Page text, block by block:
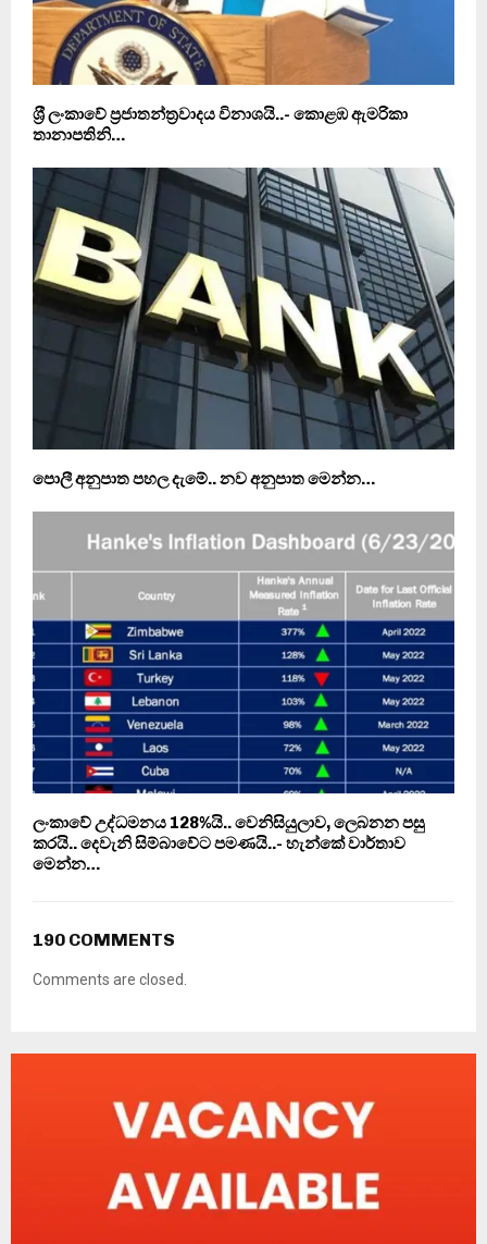
ශ‍්‍රී ලංකාවේ ප‍්‍රජාතන්ත‍්‍රවාදය විනාශයි..- කොළඹ ඇමරිකා
තානාපතිනි…
පොලී අනුපාත පහල දැමේ.. නව අනුපාත මෙන්න…
ලංකාවේ උද්ධමනය 128%යි.. වෙනිසියුලාව, ලෙබනන පසු
කරයි.. දෙවැනි සිම්බාවේට පමණයි..- හැන්කේ වාර්තාව
මෙන්න…
190 COMMENTS
Comments are closed.